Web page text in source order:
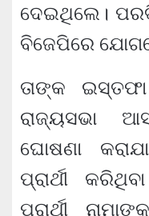
ଦେଇଥିଲେ।
ବିଜେପିରେ
ତାଙ୍କ
ରାଜ୍ୟସଭା
ଘୋଷଣା
ପ୍ରାର୍ଥୀ
ପ୍ରାର୍ଥୀ